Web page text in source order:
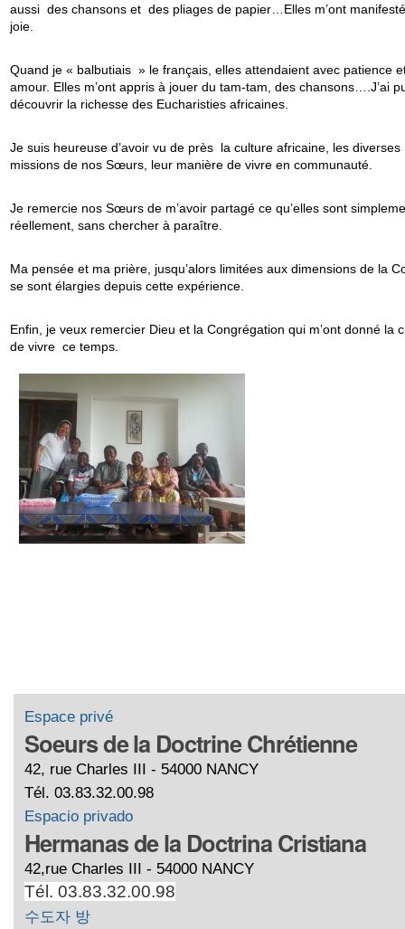
aussi des chansons et des pliages de papier…Elles m’ont
joie.
Quand je « balbutiais » le français, elles attendaient avec patience
amour. Elles m’ont appris à jouer du tam-tam, des chansons….J’ai
découvrir la richesse des Eucharisties africaines.
Je suis heureuse d’avoir vu de près la culture africaine, les diverses
missions de nos Sœurs, leur manière de vivre en communauté.
Je remercie nos Sœurs de m’avoir partagé ce qu’elles sont
réellement, sans chercher à paraître.
Ma pensée et ma prière, jusqu’alors limitées aux dimensions de la
se sont élargies depuis cette expérience.
Enfin, je veux remercier Dieu et la Congrégation qui m’ont donné la
de vivre ce temps.
Espace privé
Soeurs de la Doctrine Chrétienne
42, rue Charles III - 54000 NANCY
Tél. 03.83.32.00.98
Espacio privado
Hermanas de la Doctrina Cristiana
42,rue Charles III - 54000 NANCY
Tél. 03.83.32.00.98
수도자 방